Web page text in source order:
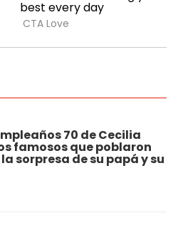
70 de Cecilia
famosos que poblaron
sorpresa de su papá y su